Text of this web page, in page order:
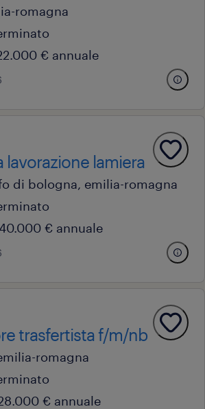
romagna
€ annuale
lavorazione lamiera
di bologna, emilia-romagna
€ annuale
trasfertista f/m/nb
romagna
€ annuale